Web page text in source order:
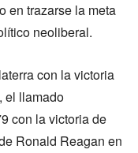
en trazarse la meta
neoliberal.
con la victoria
el llamado
con la victoria de
Ronald Reagan en